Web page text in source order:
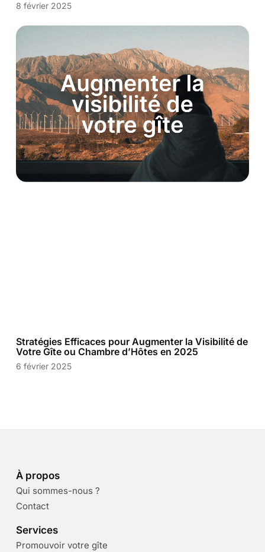
8 février 2025
Stratégies Efficaces pour Augmenter la Visibilité de
Votre Gîte ou Chambre d’Hôtes en 2025
6 février 2025
À propos
Qui sommes-nous ?
Contact
Services
Promouvoir votre gîte